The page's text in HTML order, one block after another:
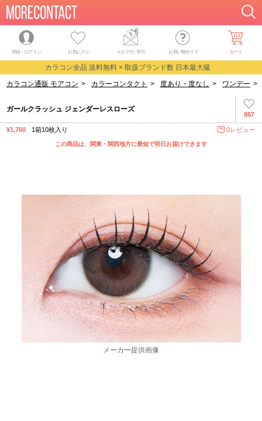
登録・ログイン お気に入り メルマガ・割引 お買い物ガイド カート
カラコン全品 送料無料 × 取扱ブランド数 日本最大級
カラコン通販 モアコン > カラーコンタクト > 度あり・度なし > ワンデー >
867
ガールクラッシュ ジェンダーレスローズ
¥1,760 1箱10枚入り 0レビュー
この商品は、関東・関西地方に最短で明日お届けできます